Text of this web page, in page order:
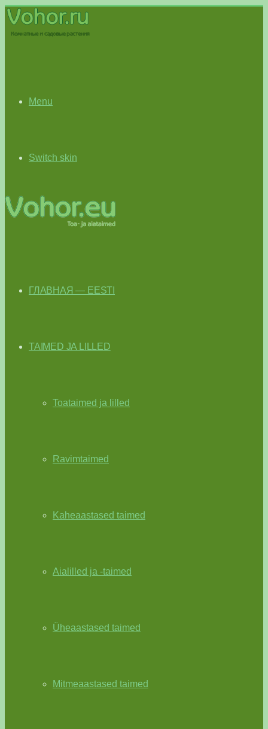
Menu
Switch skin
ГЛАВНАЯ — EESTI
TAIMED JA LILLED
Toataimed ja lilled
Ravimtaimed
Kaheaastased taimed
Aialilled ja -taimed
Üheaastased taimed
Mitmeaastased taimed